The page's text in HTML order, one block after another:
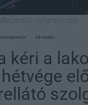
Illusztráció: unsplash.com
véradás
kéri a